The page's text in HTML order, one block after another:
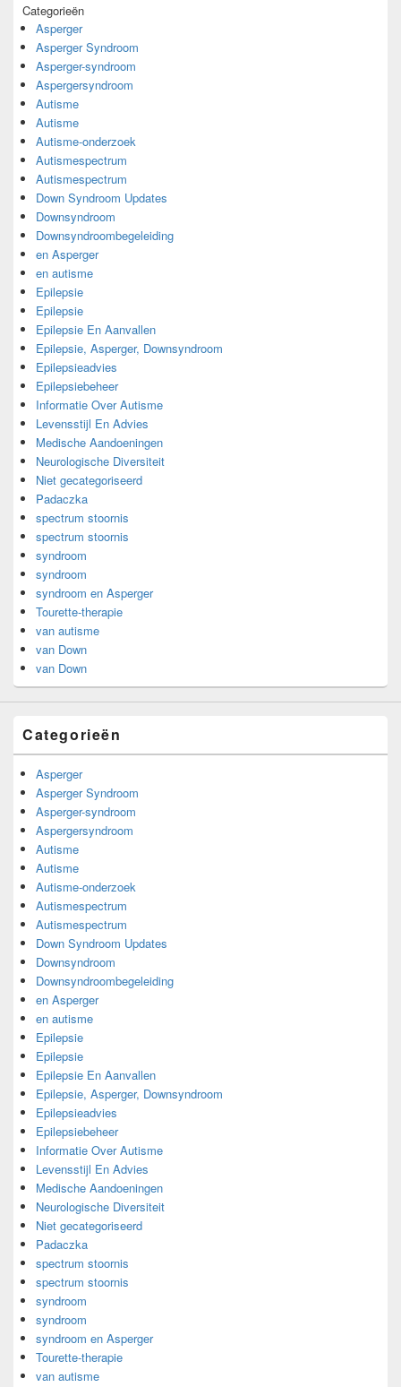
Categorieën
Asperger
Asperger Syndroom
Asperger-syndroom
Aspergersyndroom
Autisme
Autisme
Autisme-onderzoek
Autismespectrum
Autismespectrum
Down Syndroom Updates
Downsyndroom
Downsyndroombegeleiding
en Asperger
en autisme
Epilepsie
Epilepsie
Epilepsie En Aanvallen
Epilepsie, Asperger, Downsyndroom
Epilepsieadvies
Epilepsiebeheer
Informatie Over Autisme
Levensstijl En Advies
Medische Aandoeningen
Neurologische Diversiteit
Niet gecategoriseerd
Padaczka
spectrum stoornis
spectrum stoornis
syndroom
syndroom
syndroom en Asperger
Tourette-therapie
van autisme
van Down
van Down
Categorieën
Asperger
Asperger Syndroom
Asperger-syndroom
Aspergersyndroom
Autisme
Autisme
Autisme-onderzoek
Autismespectrum
Autismespectrum
Down Syndroom Updates
Downsyndroom
Downsyndroombegeleiding
en Asperger
en autisme
Epilepsie
Epilepsie
Epilepsie En Aanvallen
Epilepsie, Asperger, Downsyndroom
Epilepsieadvies
Epilepsiebeheer
Informatie Over Autisme
Levensstijl En Advies
Medische Aandoeningen
Neurologische Diversiteit
Niet gecategoriseerd
Padaczka
spectrum stoornis
spectrum stoornis
syndroom
syndroom
syndroom en Asperger
Tourette-therapie
van autisme